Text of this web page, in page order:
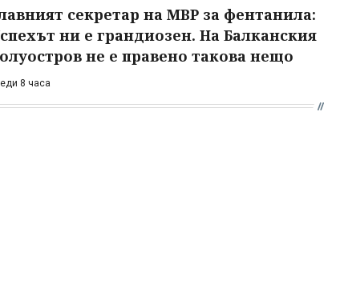
секретар на МВР за фентанила:
ни е грандиозен. На Балканския
не е правено такова нещо
8 часа